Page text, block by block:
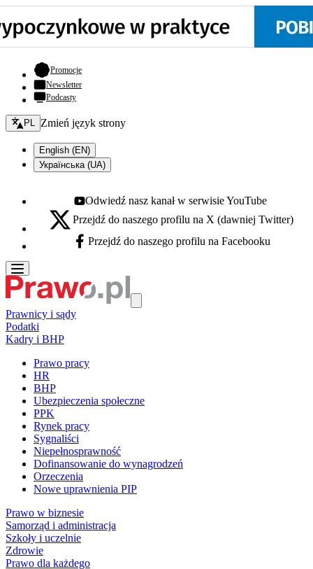
Promocje- otwiera się w nowej karcie
Newsletter
Podcasty
Zmień język - bieżący:
PL Zmień język strony
English (EN)
Українська (UA)
Youtube - otwiera się w nowej karcie
Odwiedź nasz kanał w serwisie YouTube
X - otwiera się w nowej karcie
Przejdź do naszego profilu na X (dawniej Twitter)
Facebook - otwiera się w nowej karcie
Przejdź do naszego profilu na Facebooku
Prawnicy i sądy
Podatki
Kadry i BHP
Prawo pracy
HR
BHP
Ubezpieczenia społeczne
PPK
Rynek pracy
Sygnaliści
Niepełnosprawność
Dofinansowanie do wynagrodzeń
Orzeczenia
Nowe uprawnienia PIP
Prawo w biznesie
Samorząd i administracja
Szkoły i uczelnie
Zdrowie
Prawo dla każdego